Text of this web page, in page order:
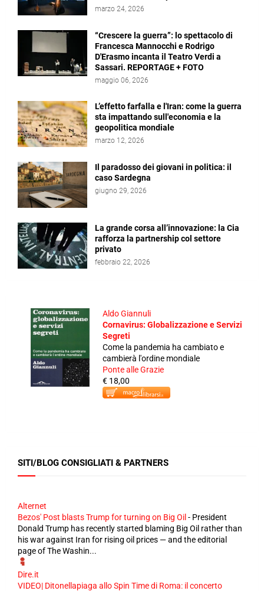
marzo 24, 2026
“Crescere la guerra”: lo spettacolo di
Francesca Mannocchi e Rodrigo
D'Erasmo incanta il Teatro Verdi a
Sassari. REPORTAGE + FOTO
maggio 06, 2026
L’effetto farfalla e l'Iran: come la guerra
sta impattando sull'economia e la
geopolitica mondiale
marzo 12, 2026
Il paradosso dei giovani in politica: il
caso Sardegna
giugno 29, 2026
La grande corsa all’innovazione: la Cia
rafforza la partnership col settore
privato
febbraio 22, 2026
Aldo Giannuli
Cornavirus: Globalizzazione e Servizi
Segreti
Come la pandemia ha cambiato e
cambierà l'ordine mondiale
Ponte alle Grazie
€ 18,00
SITI/BLOG CONSIGLIATI & PARTNERS
Alternet
Bezos' Post blasts Trump for turning on Big Oil- President
Donald Trump has recently started blaming Big Oil rather than
his war against Iran for rising oil prices — and the editorial
page of The Washin...
Dire.it
VIDEO| Ditonellapiaga allo Spin Time di Roma: il concerto